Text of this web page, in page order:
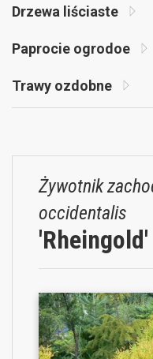
Drzewa liściaste
Paprocie ogrodoe
Trawy ozdobne
Żywotnik
occidentalis
'Rheingold'